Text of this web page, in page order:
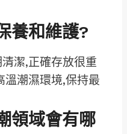
養和維護?
潔,正確存放很重
溫潮濕環境,保持最
領域會有哪